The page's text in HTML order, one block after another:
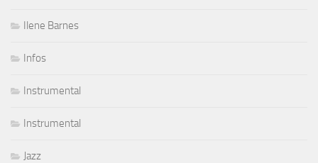
Ilene Barnes
Infos
Instrumental
Instrumental
Jazz